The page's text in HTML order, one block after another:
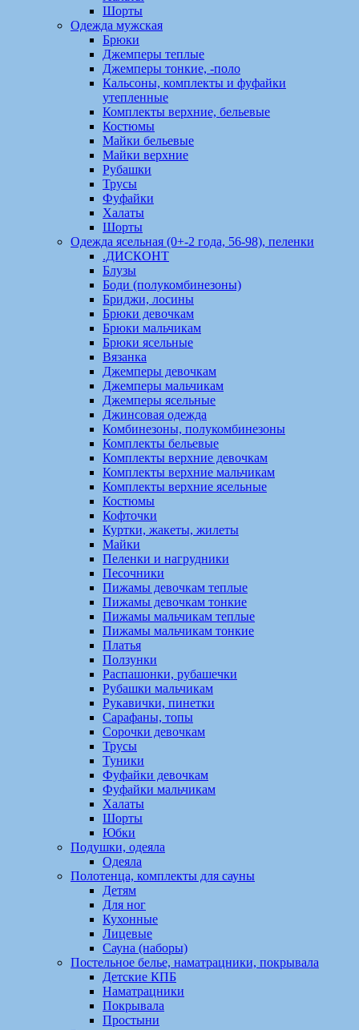
Шорты
Одежда мужская
Брюки
Джемперы теплые
Джемперы тонкие, -поло
Кальсоны, комплекты и фуфайки
утепленные
Комплекты верхние, бельевые
Костюмы
Майки бельевые
Майки верхние
Рубашки
Трусы
Фуфайки
Халаты
Шорты
Одежда ясельная (0+-2 года, 56-98), пеленки
.ДИСКОНТ
Блузы
Боди (полукомбинезоны)
Бриджи, лосины
Брюки девочкам
Брюки мальчикам
Брюки ясельные
Вязанка
Джемперы девочкам
Джемперы мальчикам
Джемперы ясельные
Джинсовая одежда
Комбинезоны, полукомбинезоны
Комплекты бельевые
Комплекты верхние девочкам
Комплекты верхние мальчикам
Комплекты верхние ясельные
Костюмы
Кофточки
Куртки, жакеты, жилеты
Майки
Пеленки и нагрудники
Песочники
Пижамы девочкам теплые
Пижамы девочкам тонкие
Пижамы мальчикам теплые
Пижамы мальчикам тонкие
Платья
Ползунки
Распашонки, рубашечки
Рубашки мальчикам
Рукавички, пинетки
Сарафаны, топы
Сорочки девочкам
Трусы
Туники
Фуфайки девочкам
Фуфайки мальчикам
Халаты
Шорты
Юбки
Подушки, одеяла
Одеяла
Полотенца, комплекты для сауны
Детям
Для ног
Кухонные
Лицевые
Сауна (наборы)
Постельное белье, наматрацники, покрывала
Детские КПБ
Наматрацники
Покрывала
Простыни